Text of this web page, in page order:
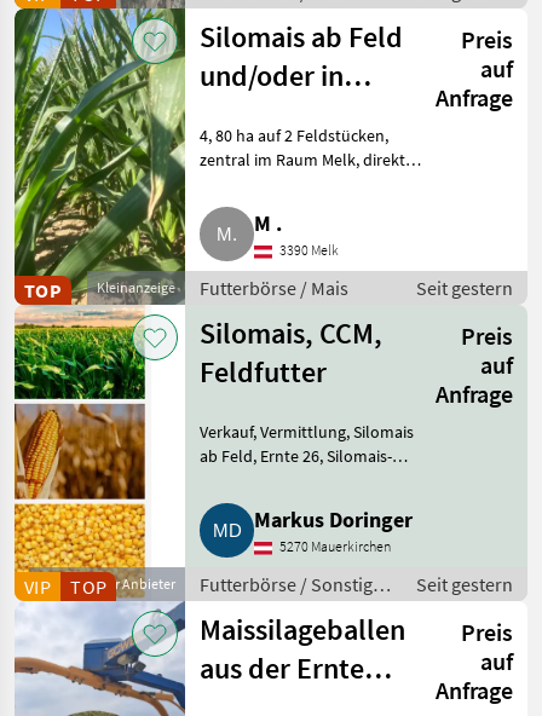
Kleinanzeige
TOP
Silomais ab Feld
und/oder in
Preis
auf
Anfrage
4, 80 ha auf 2 Feldstücken,
zentral im Raum Melk, direkt
Astronauto RZ 450 (Saatbau
Linz). Futterbörse Mais
M .
3390 Melk
Futterbörse / Mais Seit gestern
Gewerblicher Anbieter
VIP TOP
Silomais, CCM,
Feldfutter
Preis
auf
Anfrage
Verkauf, Vermittlung, Silomais
ab Feld, Ernte 26, Silomais-
Kolbenanteil als
Grünfutterersatz (günstiger),
CCM, Mais lose, Ballen, Feldf
Markus Doringer
5270 Mauerkirchen
Futterbörse / Sonstige
Futtermittel
Seit gestern
Maissilageballen
aus der Ernte
Preis
auf
Anfrage